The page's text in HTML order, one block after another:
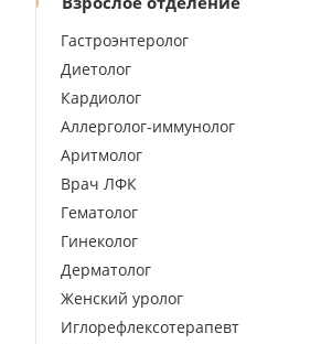
Гастроэнтеролог
Диетолог
Кардиолог
Аллерголог-иммунолог
Аритмолог
Врач ЛФК
Гематолог
Гинеколог
Дерматолог
Женский уролог
Иглорефлексотерапевт